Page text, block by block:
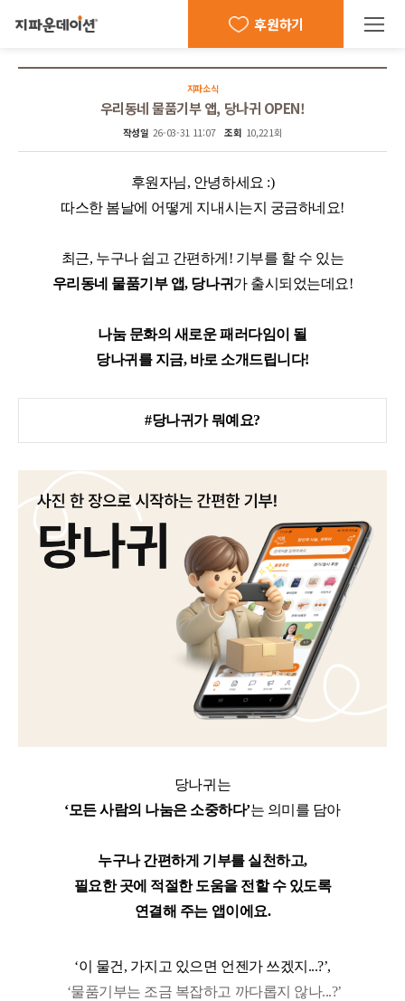
후원하기
지파소식
우리동네 물품기부 앱, 당나귀 OPEN!
작성일 26-03-31 11:07 조회 10,221회
후원자님, 안녕하세요 :)
따스한 봄날에 어떻게 지내시는지 궁금하네요!
최근, 누구나 쉽고 간편하게! 기부를 할 수 있는
우리동네 물품기부 앱, 당나귀 가 출시되었는데요!
나눔 문화의 새로운 패러다임이 될
당나귀를 지금, 바로 소개드립니다!
#당나귀가 뭐예요?
당나귀는
‘모든 사람의 나눔은 소중하다’는 의미를 담아
누구나 간편하게 기부를 실천하고,
필요한 곳에 적절한 도움을 전할 수 있도록
연결해 주는 앱이에요.
‘이 물건, 가지고 있으면 언젠가 쓰겠지...?’,
‘물품기부는 조금 복잡하고 까다롭지 않나...?’